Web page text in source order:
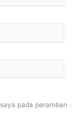
pada peramban